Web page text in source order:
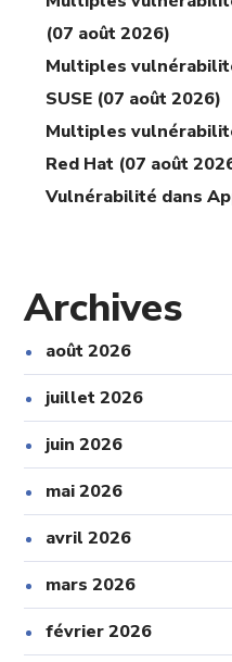
(07 août 2026)
Multiples
SUSE (07 août 2026)
Multiples
Red Hat (07 août
Vulnérabilité dans
Archives
août 2026
juillet 2026
juin 2026
mai 2026
avril 2026
mars 2026
février 2026